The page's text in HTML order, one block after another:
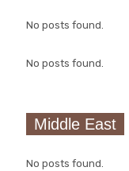
No posts found.
No posts found.
Middle East
No posts found.